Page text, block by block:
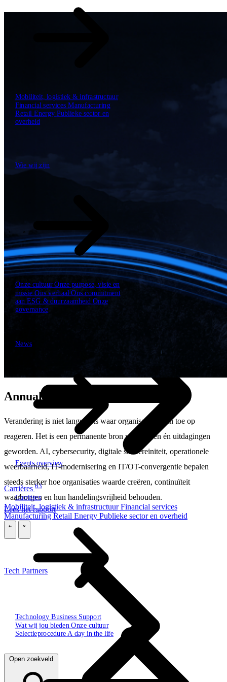
Mobiliteit, logistiek & infrastructuur
Financial servicesManufacturing
Retail Energy Publieke sector en
overheid
Wie wij zijn
Onze cultuurOnze purpose, visie en
missieOns verhaalOns commitment
aan ESG & duurzaamheid Onze
governance
News
Events overview
Carrières 63
Carrières
Technology Business Support
Wat wij jou biedenOnze cultuur
Selectieprocedure A day in the life
Open zoekveld
\ \
Sectoren
Mobiliteit, logistiek & infrastructuurFinancial services
ManufacturingRetail Energy Publieke sector en overheid
Tech Partners
Annual Report 2025
Verandering is niet langer iets waar organisaties af en toe op
reageren. Het is een permanente bron van kansen én uitdagingen
geworden. AI, cybersecurity, digitale soevereiniteit, operationele
weerbaarheid, IT-modernisering en IT/OT-convergentie bepalen
steeds sterker hoe organisaties waarde creëren, continuïteit
waarborgen en hun handelingsvrijheid behouden.
Lees het rapport